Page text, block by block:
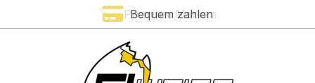
Premium Marken
Bequem zahlen